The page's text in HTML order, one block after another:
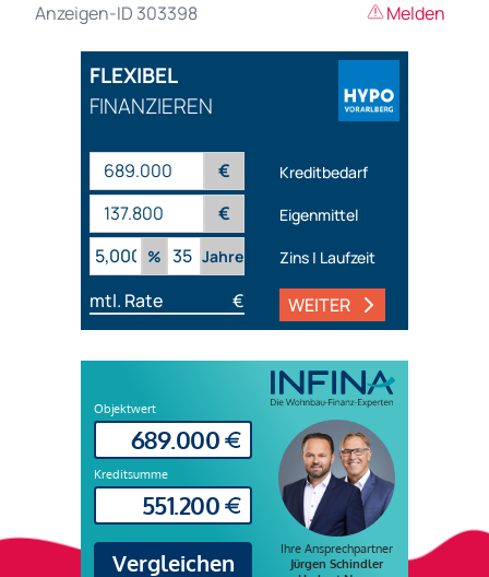
Anzeigen-ID 303398 Melden
FLEXIBEL
FINANZIEREN
€ Kreditbedarf
€
Eigenmittel
%
Jahre Zins | Laufzeit
mtl. Rate € WEITER